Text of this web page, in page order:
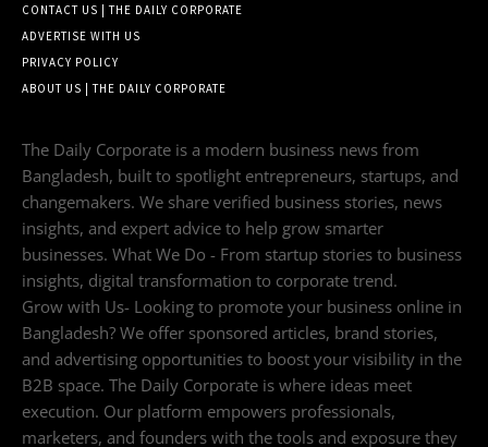
CONTACT US | THE DAILY CORPORATE
ADVERTISE WITH US
PRIVACY POLICY
ABOUT US | THE DAILY CORPORATE
The Daily Corporate is a modern business news from
Bangladesh, built to spotlight entrepreneurs, startups, and
changemakers. We share verified business stories, news
insights, and expert advice to help grow smarter
businesses. What We Do - From startup stories to business
insights, digital transformation to corporate trend.
Grow with Us- Looking to promote your business online in
Bangladesh? We offer sponsored articles, brand stories,
and advertising opportunities to boost your visibility in the
B2B space. The Daily Corporate is where ideas meet
execution. Our platform empowers professionals,
marketers, and founders with the tools and exposure they